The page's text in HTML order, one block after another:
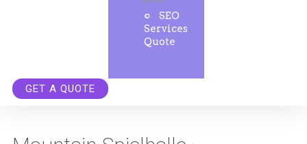
SEO
Services
Quote
GET A QUOTE